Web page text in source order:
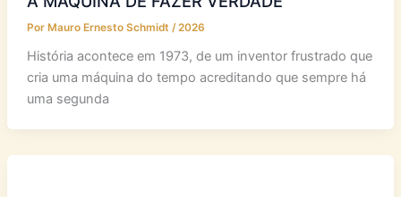
Por Mauro Ernesto Schmidt /2026
História acontece em 1973, de um inventor frustrado que
cria uma máquina do tempo acreditando que sempre há
uma segunda